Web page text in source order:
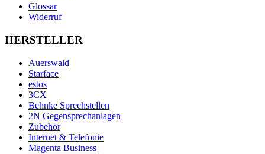
Glossar
Widerruf
HERSTELLER
Auerswald
Starface
estos
3CX
Behnke Sprechstellen
2N Gegensprechanlagen
Zubehör
Internet & Telefonie
Magenta Business